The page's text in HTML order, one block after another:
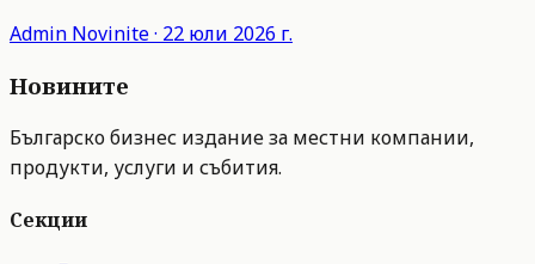
Admin Novinite· 22 юли 2026 г.
Новините
Българско бизнес издание за местни компании,
продукти, услуги и събития.
Секции